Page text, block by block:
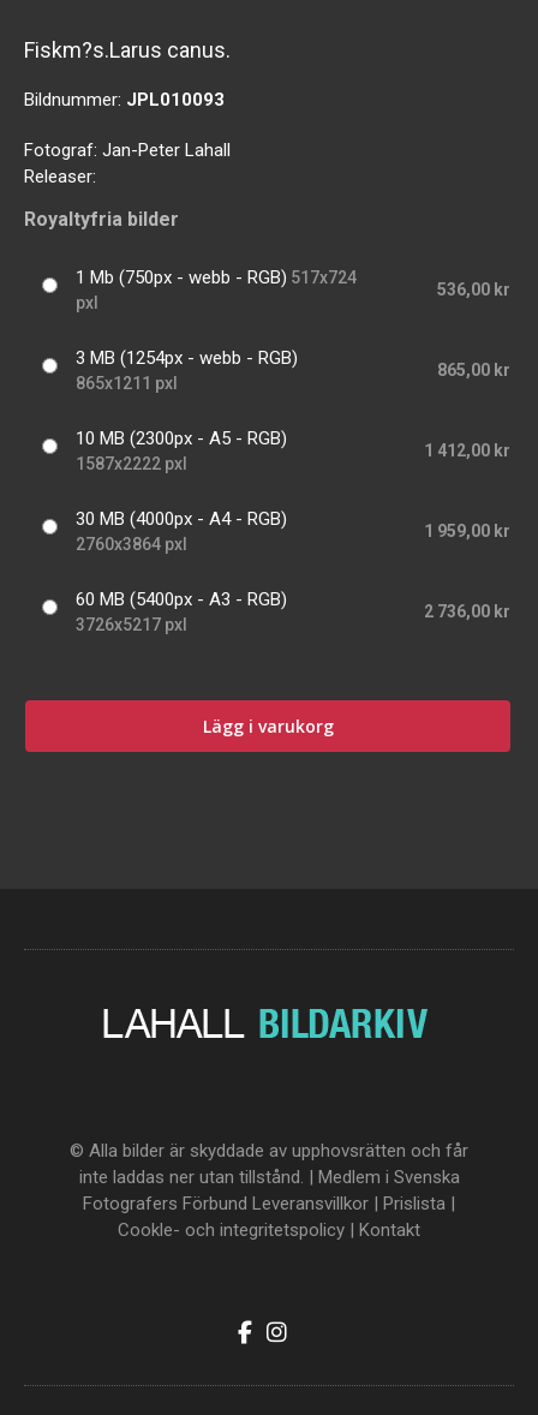
Fiskm?s.Larus canus.
Bildnummer: JPL010093
Fotograf: Jan-Peter Lahall
Releaser:
Royaltyfria bilder
1 Mb (750px - webb - RGB) 517x724
pxl
536,00 kr
3 MB (1254px - webb - RGB)
865x1211 pxl
865,00 kr
10 MB (2300px - A5 - RGB)
1587x2222 pxl
1 412,00 kr
30 MB (4000px - A4 - RGB)
2760x3864 pxl
1 959,00 kr
60 MB (5400px - A3 - RGB)
3726x5217 pxl
2 736,00 kr
Lägg i varukorg
© Alla bilder är skyddade av upphovsrätten och får
inte laddas ner utan tillstånd. | Medlem i Svenska
Fotografers Förbund Leveransvillkor | Prislista |
Cookle- och integritetspolicy | Kontakt